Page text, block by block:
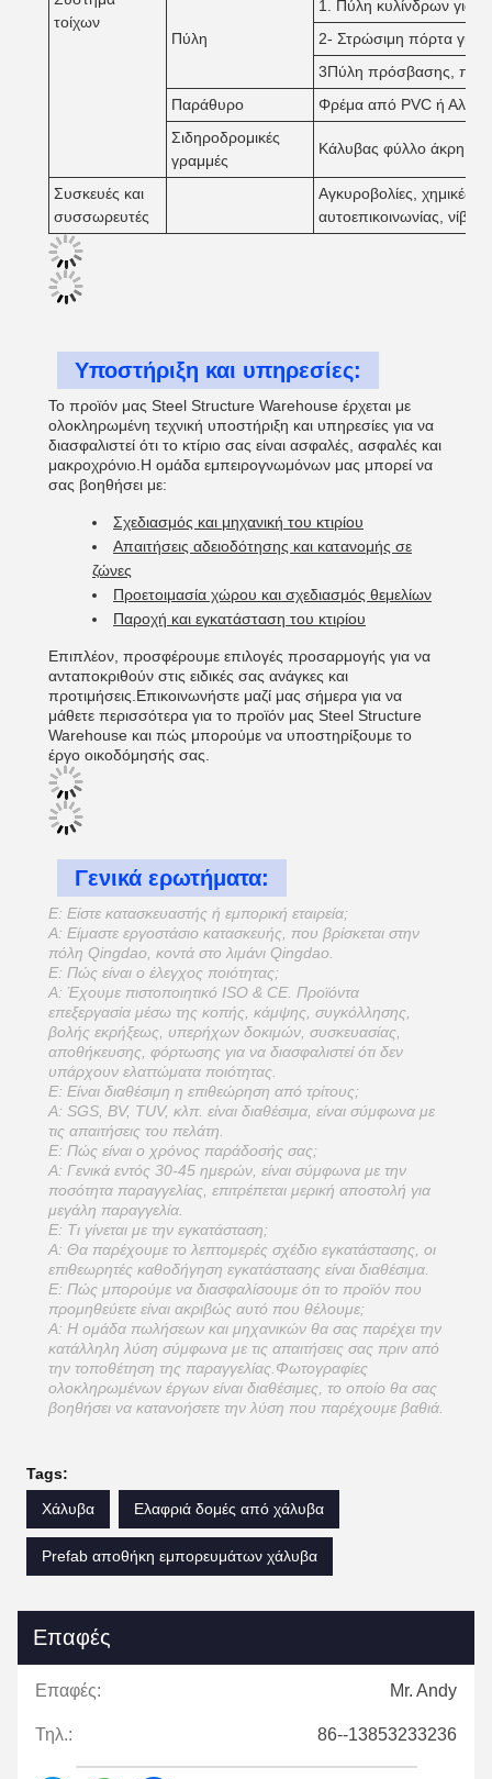
τοίχων
Πύλη
1. Πύλη κυλίνδρων για
2- Στρώσιμη πόρτα για
3Πύλη πρόσβασης,
Παράθυρο
Φρέμα από PVC ή
Σιδηροδρομικές
γραμμές
Κάλυβας φύλλο άκρη
Συσκευές και
συσσωρευτές
Αγκυροβολίες, χημικές
αυτοεπικοινωνίας,
Υποστήριξη και υπηρεσίες:
Το προϊόν μας Steel Structure Warehouse έρχεται με
ολοκληρωμένη τεχνική υποστήριξη και υπηρεσίες για να
διασφαλιστεί ότι το κτίριο σας είναι ασφαλές, ασφαλές και
μακροχρόνιο.Η ομάδα εμπειρογνωμόνων μας μπορεί να
σας βοηθήσει με:
Σχεδιασμός και μηχανική του κτιρίου
Απαιτήσεις αδειοδότησης και κατανομής σε
ζώνες
Προετοιμασία χώρου και σχεδιασμός θεμελίων
Παροχή και εγκατάσταση του κτιρίου
Επιπλέον, προσφέρουμε επιλογές προσαρμογής για να
ανταποκριθούν στις ειδικές σας ανάγκες και
προτιμήσεις.Επικοινωνήστε μαζί μας σήμερα για να
μάθετε περισσότερα για το προϊόν μας Steel Structure
Warehouse και πώς μπορούμε να υποστηρίξουμε το
έργο οικοδόμησής σας.
Γενικά ερωτήματα:
Ε: Είστε κατασκευαστής ή εμπορική εταιρεία;
Α: Είμαστε εργοστάσιο κατασκευής, που βρίσκεται στην
πόλη Qingdao, κοντά στο λιμάνι Qingdao.
Ε: Πώς είναι ο έλεγχος ποιότητας;
Α: Έχουμε πιστοποιητικό ISO & CE. Προϊόντα
επεξεργασία μέσω της κοπής, κάμψης, συγκόλλησης,
βολής εκρήξεως, υπερήχων δοκιμών, συσκευασίας,
αποθήκευσης, φόρτωσης για να διασφαλιστεί ότι δεν
υπάρχουν ελαττώματα ποιότητας.
Ε: Είναι διαθέσιμη η επιθεώρηση από τρίτους;
Α: SGS, BV, TUV, κλπ. είναι διαθέσιμα, είναι σύμφωνα με
τις απαιτήσεις του πελάτη.
Ε: Πώς είναι ο χρόνος παράδοσής σας;
Α: Γενικά εντός 30-45 ημερών, είναι σύμφωνα με την
ποσότητα παραγγελίας, επιτρέπεται μερική αποστολή για
μεγάλη παραγγελία.
Ε: Τι γίνεται με την εγκατάσταση;
Α: Θα παρέχουμε το λεπτομερές σχέδιο εγκατάστασης, οι
επιθεωρητές καθοδήγηση εγκατάστασης είναι διαθέσιμα.
Ε: Πώς μπορούμε να διασφαλίσουμε ότι το προϊόν που
προμηθεύετε είναι ακριβώς αυτό που θέλουμε;
Α: Η ομάδα πωλήσεων και μηχανικών θα σας παρέχει την
κατάλληλη λύση σύμφωνα με τις απαιτήσεις σας πριν από
την τοποθέτηση της παραγγελίας.Φωτογραφίες
ολοκληρωμένων έργων είναι διαθέσιμες, το οποίο θα σας
βοηθήσει να κατανοήσετε την λύση που παρέχουμε βαθιά.
Tags:
Χάλυβα
Ελαφριά δομές από χάλυβα
Prefab αποθήκη εμπορευμάτων χάλυβα
Επαφές
Επαφές: Mr. Andy
Τηλ.: 86--13853233236